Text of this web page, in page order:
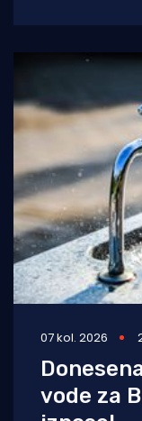
07 kol. 2026
vode za